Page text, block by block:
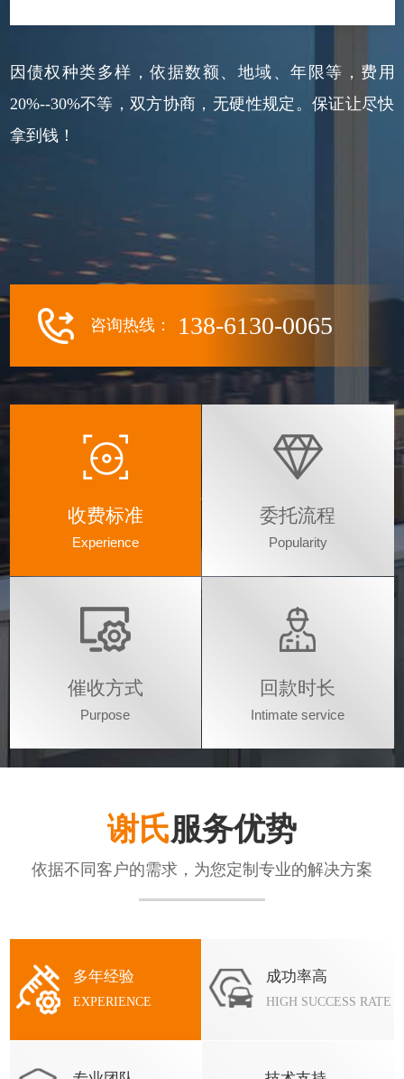
因债权种类多样，依据数额、地域、年限等，费用
20%--30%不等，双方协商，无硬性规定。保证让尽快
拿到钱！
咨询热线： 138-6130-0065
收费标准
Experience
委托流程
Popularity
催收方式
Purpose
回款时长
Intimate service
谢氏服务优势
依据不同客户的需求，为您定制专业的解决方案
多年经验
EXPERIENCE
成功率高
HIGH SUCCESS RATE